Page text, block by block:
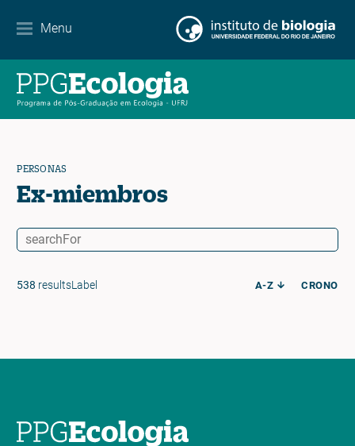
Menu
Contacto
PERSONAS
Ex-miembros
538 resultsLabel A-Z CRONO